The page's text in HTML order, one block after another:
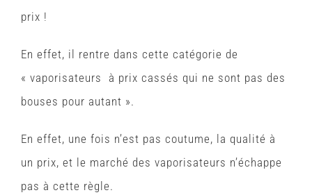
prix !
En effet, il rentre dans cette catégorie de
« vaporisateurs à prix cassés qui ne sont pas des
bouses pour autant ».
En effet, une fois n’est pas coutume, la qualité à
un prix, et le marché des vaporisateurs n’échappe
pas à cette règle.